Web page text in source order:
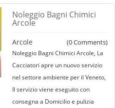
Noleggio Bagni Chimici
Arcole
Arcole (0Comments)
Noleggio Bagni Chimici Arcole, La
Cacciatori apre un nuovo servizio
nel settore ambiente per il Veneto,
Il servizio viene eseguito con
consegna a Domicilio e pulizia